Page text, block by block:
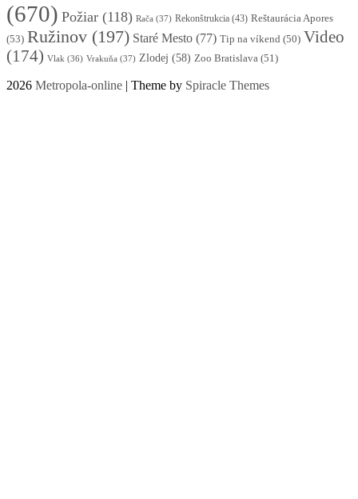
(670) Požiar (118) Rača (37) Rekonštrukcia (43) Reštaurácia Apores
(53) Ružinov (197) Staré Mesto (77) Tip na víkend (50) Video
(174) Vlak (36) Vrakuňa (37) Zlodej (58) Zoo Bratislava (51)
2026 Metropola-online | Theme by Spiracle Themes